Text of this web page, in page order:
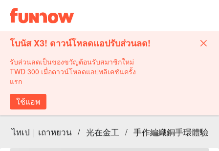
โบนัส X3! ดาวน์โหลดแอปรับส่วนลด!
รับส่วนลดเป็นของขวัญต้อนรับสมาชิกใหม่
TWD 300 เมื่อดาวน์โหลดแอปพลิเคชันครั้ง
แรก
ใช้แอพ
ไทเป｜เถาหยวน / 光在金工 / 手作編織銅手環體驗